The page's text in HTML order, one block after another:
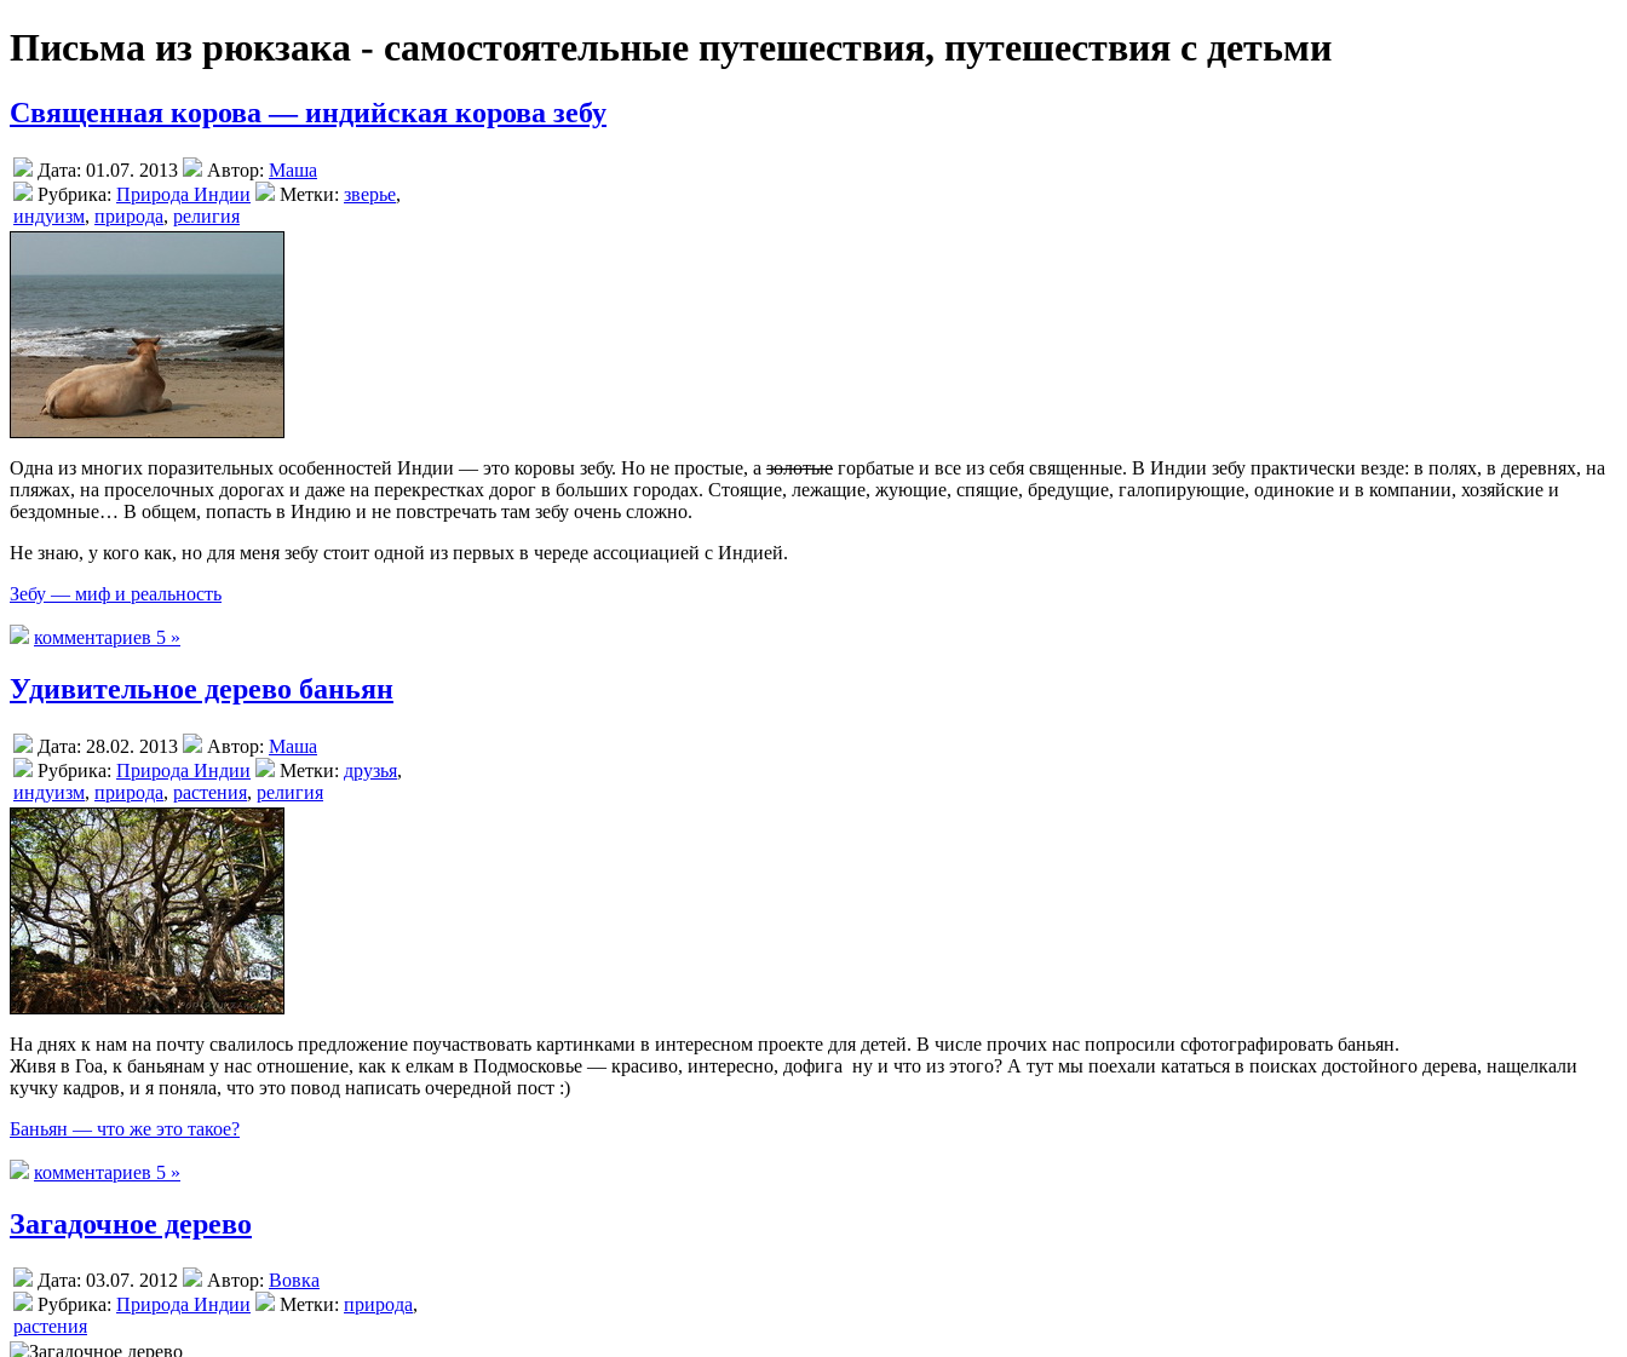
Письма из рюкзака - самостоятельные путешествия, путешествия с детьми
Священная корова — индийская корова зебу
Дата: 01.07. 2013 Автор: Маша
Рубрика: Природа Индии Метки: зверье,
индуизм, природа, религия
Одна из многих поразительных особенностей Индии — это коровы зебу. Но не простые, а золотые горбатые и все из себя священные. В Индии зебу практически везде: в полях, в деревнях, на
пляжах, на проселочных дорогах и даже на перекрестках дорог в больших городах. Стоящие, лежащие, жующие, спящие, бредущие, галопирующие, одинокие и в компании, хозяйские и
бездомные… В общем, попасть в Индию и не повстречать там зебу очень сложно.
Не знаю, у кого как, но для меня зебу стоит одной из первых в череде ассоциацией с Индией.
Зебу — миф и реальность
комментариев 5 »
Удивительное дерево баньян
Дата: 28.02. 2013 Автор: Маша
Рубрика: Природа Индии Метки: друзья,
индуизм, природа, растения, религия
На днях к нам на почту свалилось предложение поучаствовать картинками в интересном проекте для детей. В числе прочих нас попросили сфотографировать баньян.
Живя в Гоа, к баньянам у нас отношение, как к елкам в Подмосковье — красиво, интересно, дофига ну и что из этого? А тут мы поехали кататься в поисках достойного дерева, нащелкали
кучку кадров, и я поняла, что это повод написать очередной пост :)
Баньян — что же это такое?
комментариев 5 »
Загадочное дерево
Дата: 03.07. 2012 Автор: Вовка
Рубрика: Природа Индии Метки: природа,
растения